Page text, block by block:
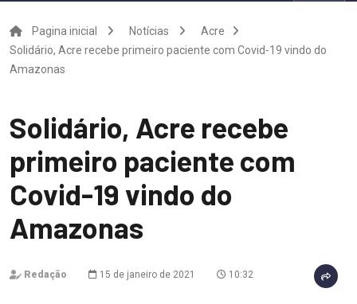
Pagina inicial Notícias
Acre
Solidário, Acre recebe primeiro paciente com Covid-19 vindo do
Amazonas
Solidário, Acre recebe
primeiro paciente com
Covid-19 vindo do
Amazonas
Redação 15 de janeiro de 2021 10:32